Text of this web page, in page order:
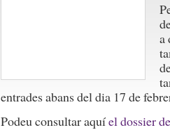
a
entrades abans del dia 17 de
Podeu consultar aquíel dossier